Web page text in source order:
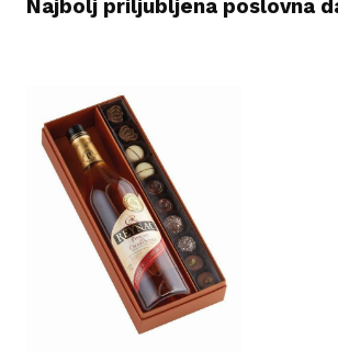
Najbolj priljubljena poslovna